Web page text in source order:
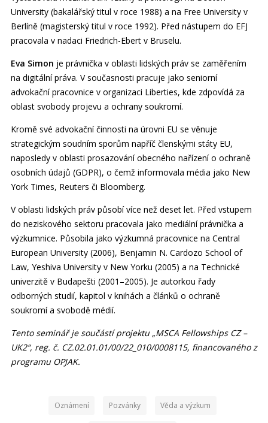
University (bakalářský titul v roce 1988) a na Free University v
Berlíně (magisterský titul v roce 1992). Před nástupem do EFJ
pracovala v nadaci Friedrich-Ebert v Bruselu.
Eva Simon je právnička v oblasti lidských práv se zaměřením
na digitální práva. V současnosti pracuje jako seniorní
advokační pracovnice v organizaci Liberties, kde zdpovídá za
oblast svobody projevu a ochrany soukromí.
Kromě své advokační činnosti na úrovni EU se věnuje
strategickým soudním sporům napříč členskými státy EU,
naposledy v oblasti prosazování obecného nařízení o ochraně
osobních údajů (GDPR), o čemž informovala média jako New
York Times, Reuters či Bloomberg.
V oblasti lidských práv působí více než deset let. Před vstupem
do neziskového sektoru pracovala jako mediální právnička a
výzkumnice. Působila jako výzkumná pracovnice na Central
European University (2006), Benjamin N. Cardozo School of
Law, Yeshiva University v New Yorku (2005) a na Technické
univerzitě v Budapešti (2001–2005). Je autorkou řady
odborných studií, kapitol v knihách a článků o ochraně
soukromí a svobodě médií.
Tento seminář je součástí projektu „MSCA Fellowships CZ –
UK2“, reg. č. CZ.02.01.01/00/22_010/0008115, financovaného z
programu OPJAK.
Oznámení Pozvánky Věda a výzkum